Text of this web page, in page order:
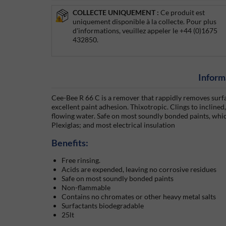
COLLECTE UNIQUEMENT : Ce produit est
uniquement disponible à la collecte. Pour plus
d'informations, veuillez appeler le +44 (0)1675
432850.
Cee-Bee R 66 C is a remover that rappidly removes
excellent paint adhesion. Thixotropic. Clings to
flowing water. Safe on most soundly bonded paints,
Plexiglas; and most electrical insulation
Benefits:
Free rinsing.
Acids are expended, leaving no corrosive residues
Safe on most soundly bonded paints
Non-flammable
Contains no chromates or other heavy metal salts
Surfactants biodegradable
25lt